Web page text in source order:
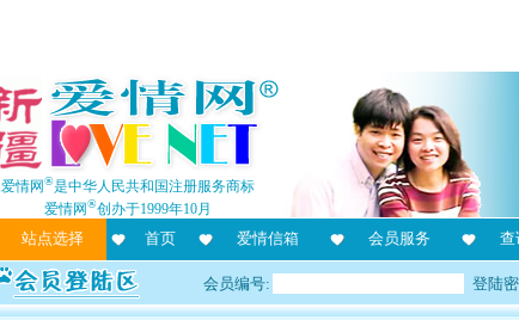
爱情网®是中华人民共和国注册服务商标
爱情网®创办于1999年10月
站点选择 首页 爱情信箱 会员服务 查
会员编号: 登陆